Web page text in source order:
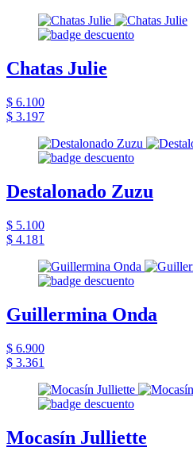
Chatas Julie
$ 6.100
$ 3.197
Destalonado Zuzu
$ 5.100
$ 4.181
Guillermina Onda
$ 6.900
$ 3.361
Mocasín Julliette